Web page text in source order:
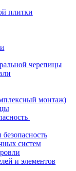
плитки
черепицы
монтаж)
систем
и элементов